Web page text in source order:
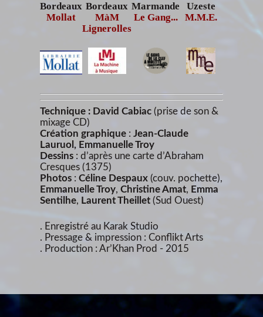
Bordeaux
Mollat
Bordeaux
MàM
Lignerolles
Marmande
Le Gang...
Uzeste
M.M.E.
Technique : David Cabiac (prise de son &
mixage CD)
Création graphique : Jean-Claude
Lauruol, Emmanuelle Troy
Dessins : d’après une carte d’Abraham
Cresques (1375)
Photos : Céline Despaux (couv. pochette),
Emmanuelle Troy, Christine Amat, Emma
Sentilhe, Laurent Theillet (Sud Ouest)
. Enregistré au Karak Studio
. Pressage & impression : Conflikt Arts
. Production : Ar’Khan Prod - 2015